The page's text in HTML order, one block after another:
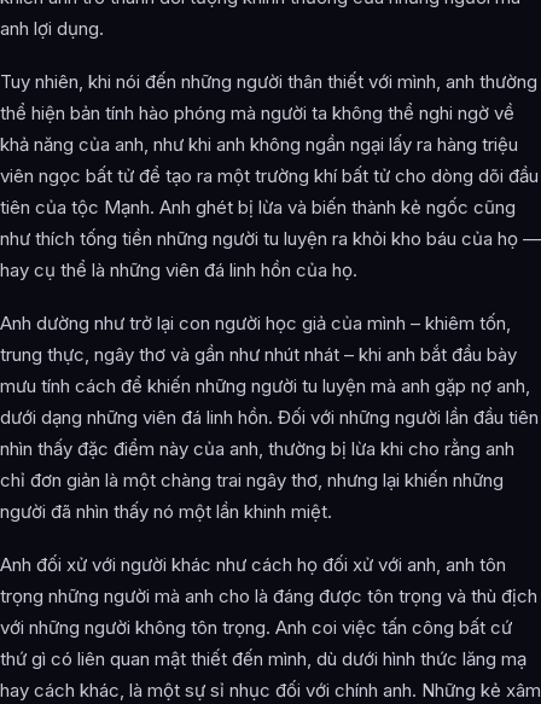
anh lợi dụng.
Tuy nhiên, khi nói đến những người thân thiết với mình, anh thường
thể hiện bản tính hào phóng mà người ta không thể nghi ngờ về
khả năng của anh, như khi anh không ngần ngại lấy ra hàng triệu
viên ngọc bất tử để tạo ra một trường khí bất tử cho dòng dõi đầu
tiên của tộc Mạnh. Anh ghét bị lừa và biến thành kẻ ngốc cũng
như thích tống tiền những người tu luyện ra khỏi kho báu của họ —
hay cụ thể là những viên đá linh hồn của họ.
Anh dường như trở lại con người học giả của mình – khiêm tốn,
trung thực, ngây thơ và gần như nhút nhát – khi anh bắt đầu bày
mưu tính cách để khiến những người tu luyện mà anh gặp nợ anh,
dưới dạng những viên đá linh hồn. Đối với những người lần đầu tiên
nhìn thấy đặc điểm này của anh, thường bị lừa khi cho rằng anh
chỉ đơn giản là một chàng trai ngây thơ, nhưng lại khiến những
người đã nhìn thấy nó một lần khinh miệt.
Anh đối xử với người khác như cách họ đối xử với anh, anh tôn
trọng những người mà anh cho là đáng được tôn trọng và thù địch
với những người không tôn trọng. Anh coi việc tấn công bất cứ
thứ gì có liên quan mật thiết đến mình, dù dưới hình thức lăng mạ
hay cách khác, là một sự sỉ nhục đối với chính anh. Những kẻ xâm